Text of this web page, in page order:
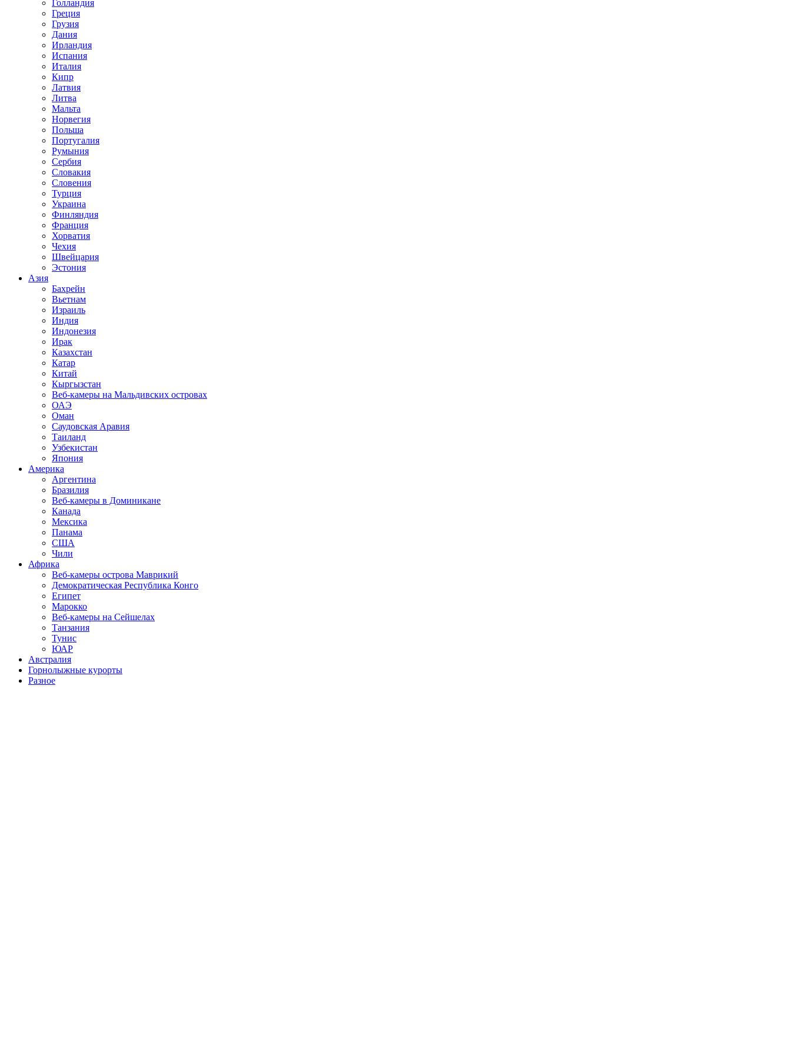
Голландия
Греция
Грузия
Дания
Ирландия
Испания
Италия
Кипр
Латвия
Литва
Мальта
Норвегия
Польша
Португалия
Румыния
Сербия
Словакия
Словения
Турция
Украина
Финляндия
Франция
Хорватия
Чехия
Швейцария
Эстония
Азия
Бахрейн
Вьетнам
Израиль
Индия
Индонезия
Ирак
Казахстан
Катар
Китай
Кыргызстан
Веб-камеры на Мальдивских островах
ОАЭ
Оман
Саудовская Аравия
Таиланд
Узбекистан
Япония
Америка
Аргентина
Бразилия
Веб-камеры в Доминикане
Канада
Мексика
Панама
США
Чили
Африка
Веб-камеры острова Маврикий
Демократическая Республика Конго
Египет
Марокко
Веб-камеры на Сейшелах
Танзания
Тунис
ЮАР
Австралия
Горнолыжные курорты
Разное